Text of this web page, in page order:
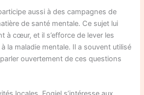
aussi à des campagnes de
de santé mentale. Ce sujet lui
à cœur, et il s’efforce de lever les
la maladie mentale. Il a souvent utilisé
ouvertement de ces questions